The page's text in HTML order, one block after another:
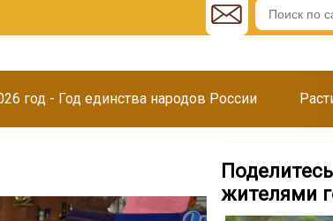
год - Год единства народов России
жителями